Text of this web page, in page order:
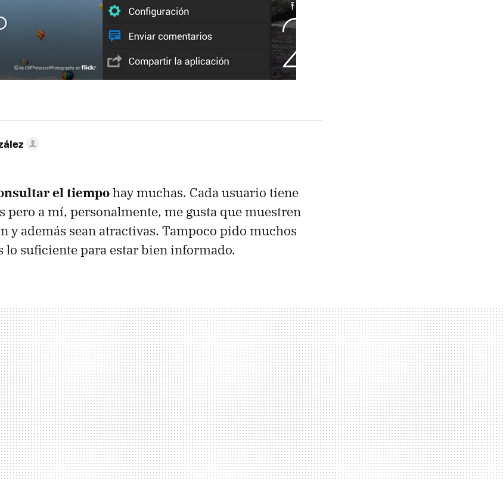
el tiempohay muchas. Cada usuario tiene
a mí, personalmente, me gusta que muestren
y además sean atractivas. Tampoco pido muchos
lo suficiente para estar bien informado.